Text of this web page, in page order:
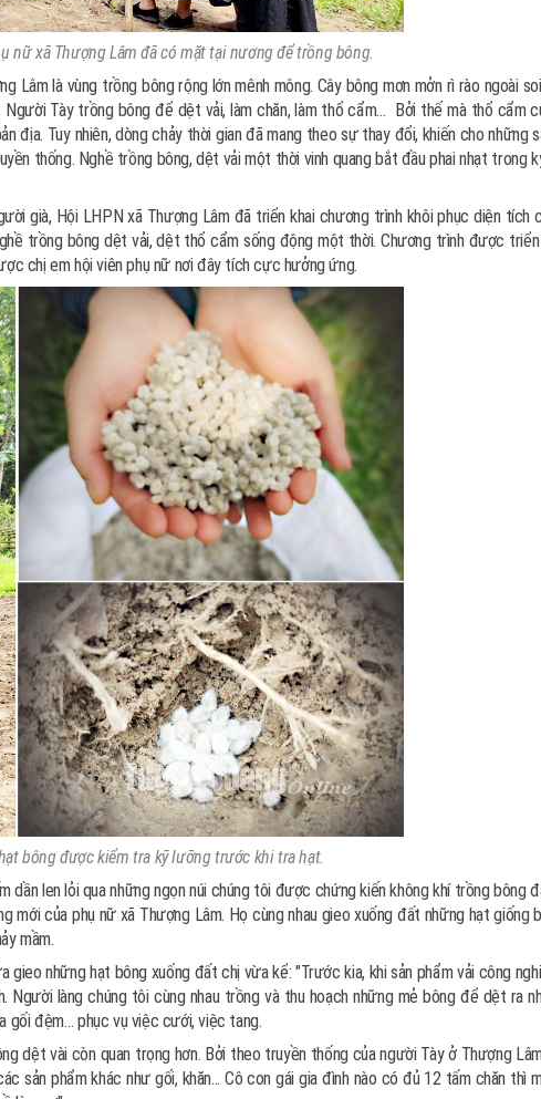
nữ xã Thượng Lâm đã có mặt tại nương để trồng bông.
Lâm là vùng trồng bông rộng lớn mênh mông. Cây bông mơn mởn rì rào ngoài
Người Tày trồng bông để dệt vải, làm chăn, làm thổ cẩm… Bởi thế mà thổ cẩm
địa. Tuy nhiên, dòng chảy thời gian đã mang theo sự thay đổi, khiến cho những
thống. Nghề trồng bông, dệt vải một thời vinh quang bắt đầu phai nhạt trong
già, Hội LHPN xã Thượng Lâm đã triển khai chương trình khôi phục diện tích
trồng bông dệt vải, dệt thổ cẩm sống động một thời. Chương trình được
chị em hội viên phụ nữ nơi đây tích cực hưởng ứng.
bông được kiểm tra kỹ lưỡng trước khi tra hạt.
dần len lỏi qua những ngọn núi chúng tôi được chứng kiến không khí trồng bông
mới của phụ nữ xã Thượng Lâm. Họ cùng nhau gieo xuống đất những hạt giống
mầm.
gieo những hạt bông xuống đất chị vừa kể: "Trước kia, khi sản phẩm vải công
Người làng chúng tôi cùng nhau trồng và thu hoạch những mẻ bông để dệt ra
gối đệm… phục vụ việc cưới, việc tang.
dệt vài còn quan trọng hơn. Bởi theo truyền thống của người Tày ở Thượng
sản phẩm khác như gối, khăn... Cô con gái gia đình nào có đủ 12 tấm chăn thì